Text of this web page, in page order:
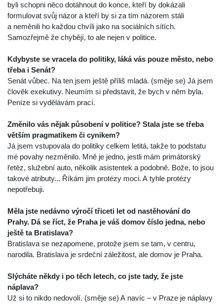
byli schopni něco dotáhnout do konce, kteří by dokázali
formulovat svůj názor a kteří by si za tím názorem stáli
a neměnili ho každou chvíli jako na sociálních sítích.
Samozřejmě že chybějí, to ale nejen v politice.
Kdybyste se vracela do politiky, láká vás pouze město, nebo
třeba i Senát?
Senát vůbec. Na ten jsem ještě příliš mladá. (směje se) Já jsem
člověk exekutivy. Neumím si představit, že bych v něm byla.
Peníze si vydělávám prací.
Změnilo vás nějak působení v politice? Stala jste se třeba
větším pragmatikem či cynikem?
Já jsem vstupovala do politiky celkem letitá, takže to podstatu
mé povahy nezměnilo. Mně je jedno, jestli mám primátorský
řetěz, služební auto, několik asistentek a podobně. Bože, to jsou
takové atributy... Říkám jim protézy moci. A tyhle protézy
nepotřebuji.
Měla jste nedávno výročí třiceti let od nastěhování do
Prahy. Dá se říct, že Praha je váš domov číslo jedna, nebo
ještě ta Bratislava?
Bratislava se nezapomene, protože jsem se tam, v centru,
narodila. Bratislava je srdeční záležitost, ale domov je Praha.
Slýcháte někdy i po těch letech, co jste tady, že jste
náplava?
Už si to nikdo nedovolí. (směje se) A navíc – v Praze je náplavy